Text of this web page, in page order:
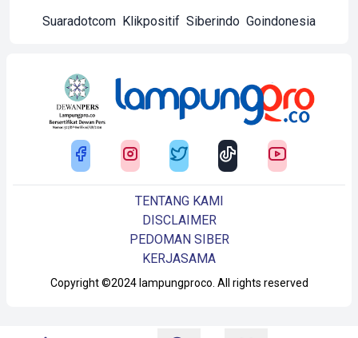
Suaradotcom Klikpositif Siberindo Goindonesia
Copyright ©2024 lampungproco. All rights reserved
TENTANG KAMI
DISCLAIMER
PEDOMAN SIBER
KERJASAMA